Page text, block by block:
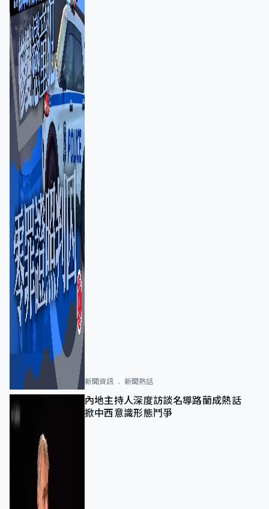
新聞資訊 新聞熱話
內地主持人深度訪談名導路蘭成熱話
掀中西意識形態鬥爭